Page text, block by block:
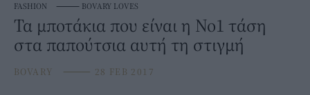
FASHION ⸻ BOVARY LOVES
Τα μποτάκια που είναι η Νο1 τάση
στα παπούτσια αυτή τη στιγμή
BOVARY ⸻ 28 FEB 2017